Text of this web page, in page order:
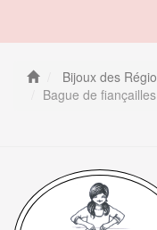
Bijoux des
Bague de